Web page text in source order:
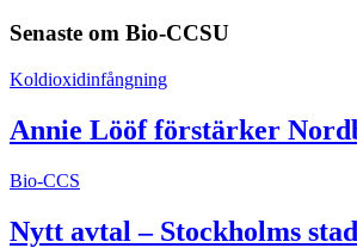
Senaste om Bio-CCSU
Koldioxidinfångning
Annie Lööf förstärker
Bio-CCS
Nytt avtal – Stockholms